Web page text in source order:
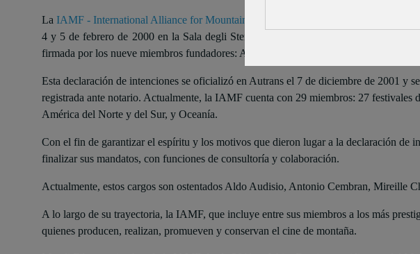
La IAMF - International Alliance for Mountain Film es una asociación internacional
4 y 5 de febrero de 2000 en la Sala degli Stemmi del Museo Nazionale della
firmada por los nueve miembros fundadores: Autrans,
Esta declaración de intenciones se oficializó en Autrans el 7 de diciembre de 2001 y
registrada ante notario. Actualmente, la IAMF cuenta con 29 miembros: 27 festivales
América del Norte y del Sur, y Oceanía.
Con el fin de garantizar el espíritu y los motivos que dieron lugar a la declaración de
finalizar sus mandatos, con funciones de consultoría y colaboración.
Actualmente, estos cargos son ostentados Aldo Audisio, Antonio Cembran, Mireille
A lo largo de su trayectoria, la IAMF, que incluye entre sus miembros a los más
quienes producen, realizan, promueven y conservan el cine de montaña.